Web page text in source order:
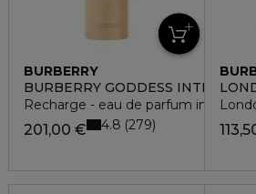
BURBERRY
BURBERRY GODDESS INTENSE
Recharge - eau de parfum intense
201,00 € 4.8 279